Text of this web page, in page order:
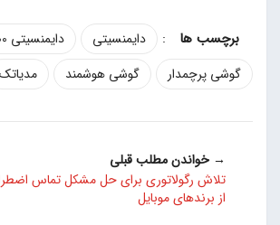
: دایمنسیتی
دایمنسیتی 9000
گوشی پرچمدار
گوشی هوشمند مدیاتک
→ خواندن مطلب قبلی
تلاش رگولاتوری برای حل مشکل تماس
از برندهای موبایل